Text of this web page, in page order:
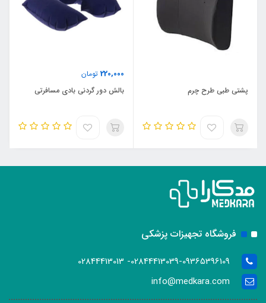
پشتی طبی طرح چرم
220,000 تومان
بالش دور گردنی بادی مسافرتی
فروشگاه تجهیزات پزشکی
02844413039-09365396109- 02844413013
info@medkara.com